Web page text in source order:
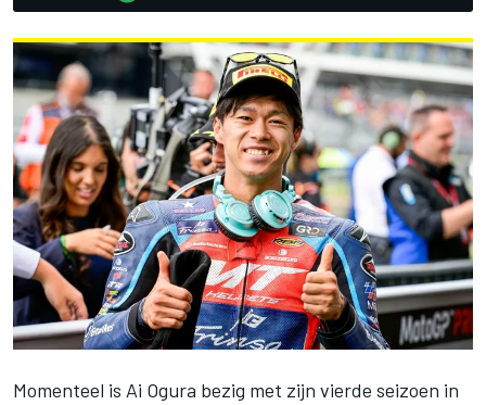
Momenteel is Ai Ogura bezig met zijn vierde seizoen in